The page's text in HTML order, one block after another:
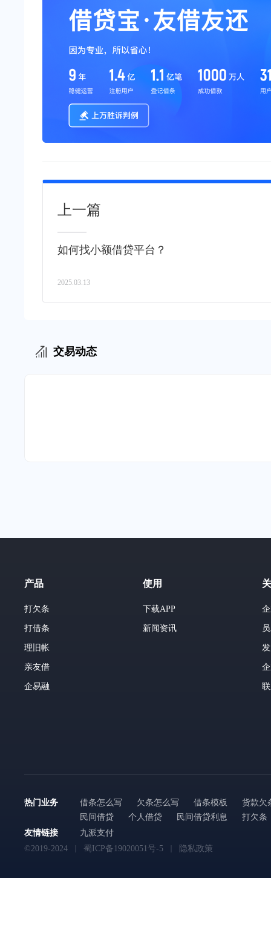
上一篇
如何找小额借贷平台？
2025.03.13
交易动态
产品
打欠条
打借条
理旧帐
亲友借
企易融
使用
下载APP
新闻资讯
热门业务 借条怎么写 欠条怎么写 借条模板
货款欠
民间借贷
个人借贷 民间借贷利息
打欠条
友情链接
九派支付
©2019-2024
蜀ICP备19020051号-5 隐私政策